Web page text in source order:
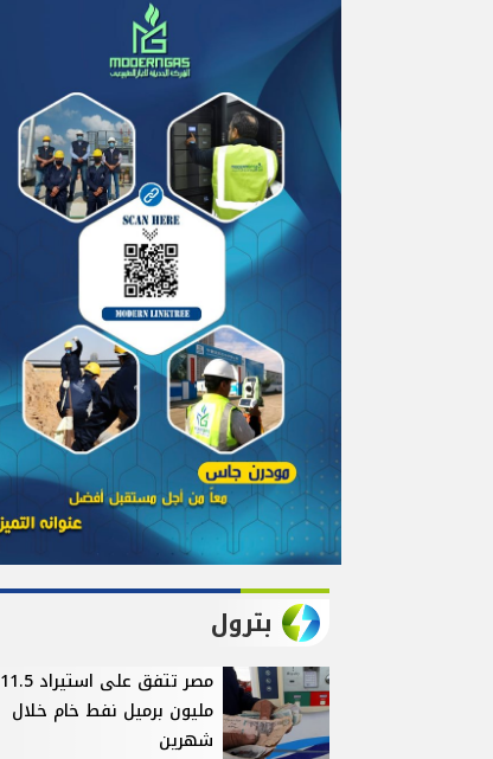
بترول
مصر تتفق على استيراد 11.5
مليون برميل نفط خام خلال
شهرين